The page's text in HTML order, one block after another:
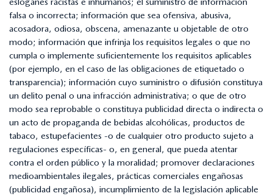
falsa o incorrecta; información que sea ofensiva, abusiva,
acosadora, odiosa, obscena, amenazante u objetable de otro
modo; información que infrinja los requisitos legales o que no
cumpla o implemente suficientemente los requisitos aplicables
(por ejemplo, en el caso de las obligaciones de etiquetado o
transparencia); información cuyo suministro o difusión constituya
un delito penal o una infracción administrativa; o que de otro
modo sea reprobable o constituya publicidad directa o indirecta o
un acto de propaganda de bebidas alcohólicas, productos de
tabaco, estupefacientes -o de cualquier otro producto sujeto a
regulaciones específicas- o, en general, que pueda atentar
contra el orden público y la moralidad; promover declaraciones
medioambientales ilegales, prácticas comerciales engañosas
(publicidad engañosa), incumplimiento de la legislación aplicable